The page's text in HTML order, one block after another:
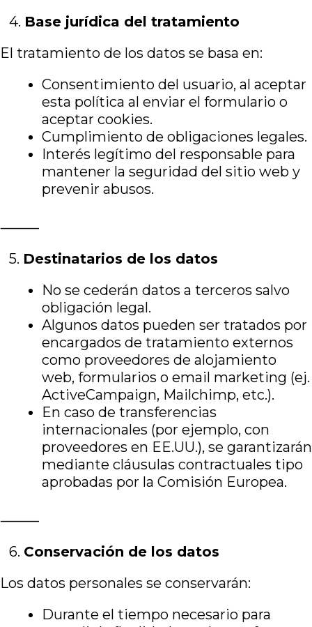
4.⁠ ⁠ Base jurídica del tratamiento
El tratamiento de los datos se basa en:
Consentimiento del usuario, al aceptar
esta política al enviar el formulario o
aceptar cookies.
Cumplimiento de obligaciones legales.
Interés legítimo del responsable para
mantener la seguridad del sitio web y
prevenir abusos.
⸻
5.⁠ ⁠ Destinatarios de los datos
No se cederán datos a terceros salvo
obligación legal.
Algunos datos pueden ser tratados por
encargados de tratamiento externos
como proveedores de alojamiento
web, formularios o email marketing (ej.
ActiveCampaign, Mailchimp, etc.).
En caso de transferencias
internacionales (por ejemplo, con
proveedores en EE.UU.), se garantizarán
mediante cláusulas contractuales tipo
aprobadas por la Comisión Europea.
⸻
6.⁠ ⁠ Conservación de los datos
Los datos personales se conservarán:
Durante el tiempo necesario para